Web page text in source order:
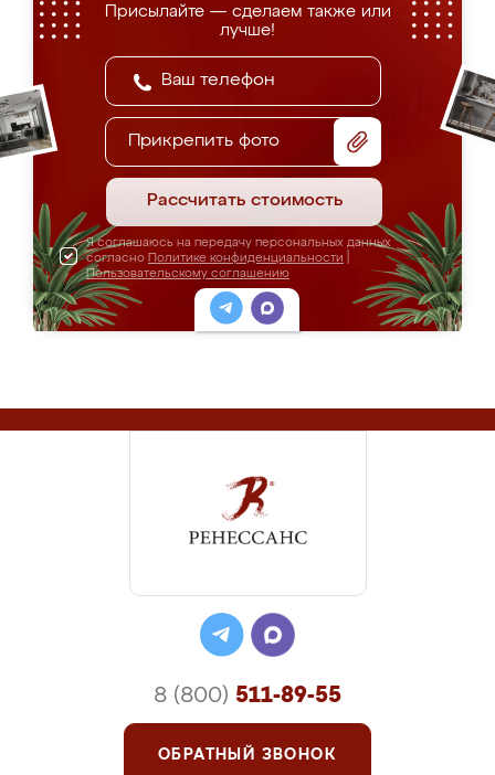
Присылайте — сделаем также или
лучше!
Прикрепить фото
Рассчитать стоимость
Я соглашаюсь на передачу персональных данных
согласно Политике конфиденциальности
Пользовательскому соглашению
8 (800) 511-89-55
ОБРАТНЫЙ ЗВОНОК